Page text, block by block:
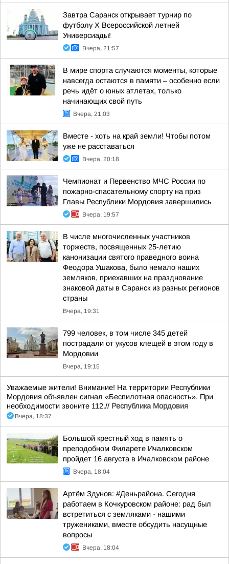
Завтра Саранск открывает турнир по
футболу X Всероссийской летней
Универсиады!
Вчера, 21:57
В мире спорта случаются моменты, которые
навсегда остаются в памяти – особенно если
речь идёт о юных атлетах, только
начинающих свой путь
Вчера, 21:03
Вместе - хоть на край земли! Чтобы потом
уже не расставаться
Вчера, 20:18
Чемпионат и Первенство МЧС России по
пожарно-спасательному спорту на приз
Главы Республики Мордовия завершились
Вчера, 19:57
В числе многочисленных участников
торжеств, посвященных 25-летию
канонизации святого праведного воина
Феодора Ушакова, было немало наших
земляков, приехавших на празднование
знаковой даты в Саранск из разных регионов
страны
Вчера, 19:31
799 человек, в том числе 345 детей
пострадали от укусов клещей в этом году в
Мордовии
Вчера, 19:15
Уважаемые жители! Внимание! На территории Республики
Мордовия объявлен сигнал «Беспилотная опасность». При
необходимости звоните 112.// Республика Мордовия
Вчера, 18:37
Большой крестный ход в память о
преподобном Филарете Ичалковском
пройдет 16 августа в Ичалковском районе
Вчера, 18:04
Артём Здунов: #Деньрайона. Сегодня
работаем в Кочкуровском районе: рад был
встретиться с земляками - нашими
тружениками, вместе обсудить насущные
вопросы
Вчера, 18:04